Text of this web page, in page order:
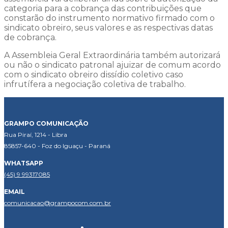
categoria para a cobrança das contribuições que
constarão do instrumento normativo firmado com o
sindicato obreiro, seus valores e as respectivas datas
de cobrança.
A Assembleia Geral Extraordinária também autorizará
ou não o sindicato patronal ajuizar de comum acordo
com o sindicato obreiro dissídio coletivo caso
infrutífera a negociação coletiva de trabalho.
GRAMPO COMUNICAÇÃO
Rua Piraí, 1214 - Libra
85857-640 - Foz do Iguaçu - Paraná
WHATSAPP
(45) 9 99317085
EMAIL
comunicacao@grampocom.com.br